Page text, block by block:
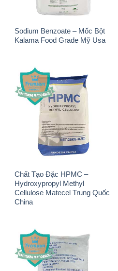
Sodium Benzoate – Mốc Bột
Kalama Food Grade Mỹ Usa
Chất Tạo Đặc HPMC –
Hydroxypropyl Methyl
Cellulose Matecel Trung Quốc
China